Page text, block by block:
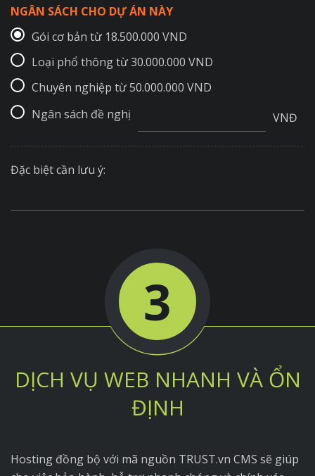
NGÂN SÁCH CHO DỰ ÁN NÀY
Gói cơ bản từ 18.500.000 VND
Loại phổ thông từ 30.000.000 VND
Chuyên nghiệp từ 50.000.000 VND
Ngân sách đề nghị
VNĐ
Đặc biệt cần lưu ý:
3
DỊCH VỤ WEB NHANH VÀ ỔN
ĐỊNH
Hosting đồng bộ với mã nguồn TRUST.vn CMS sẽ giúp